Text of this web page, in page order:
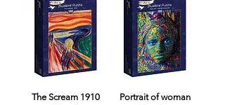
The Scream 1910
Portrait of woman